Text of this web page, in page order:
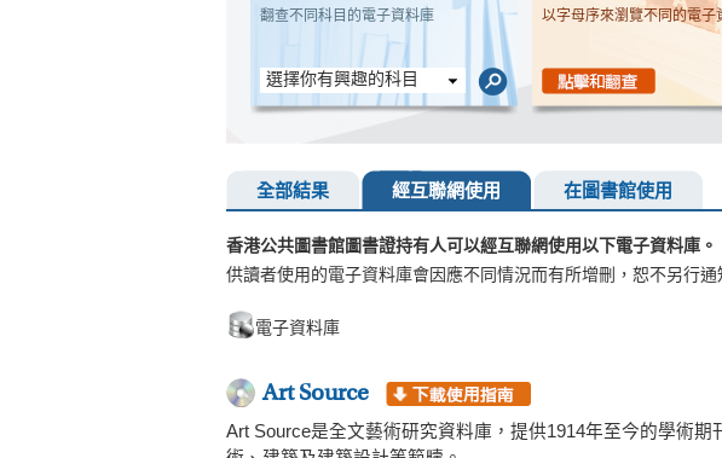
翻查不同科目的電子資料庫
選擇你有興趣的科目
以字母序來瀏覽不同的電子
全部結果 經互聯網使用 在圖書館使用
香港公共圖書館圖書證持有人可以經互聯網使用以下電子資料庫。
供讀者使用的電子資料庫會因應不同情況而有所增刪，恕不另行通
電子資料庫
Art Source
Art Source是全文藝術研究資料庫，提供1914年至今的學術